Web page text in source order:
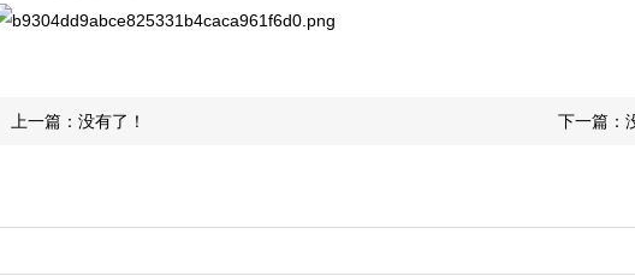
上一篇：没有了！ 下一篇：